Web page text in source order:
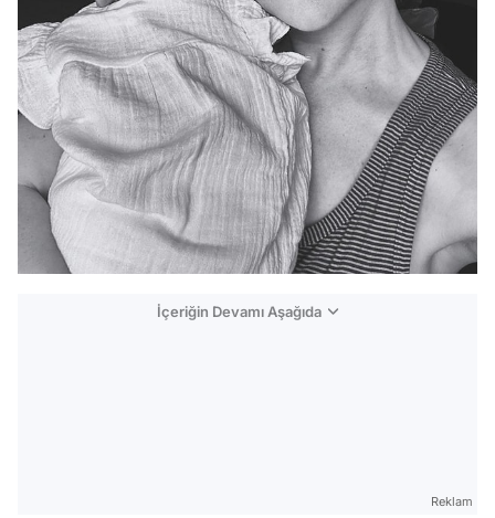
İçeriğin Devamı Aşağıda
Reklam